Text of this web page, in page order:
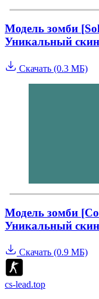
Модель зомби
Уникальный
Скачать (0.3 МБ)
Модель зомби
Уникальный скин
Скачать (0.9 МБ)
cs-lead.top